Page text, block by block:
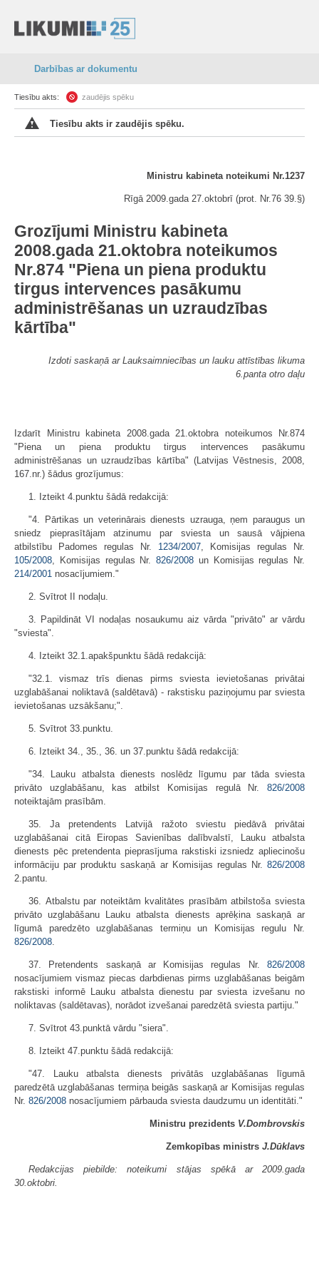
Darbības ar dokumentu
Tiesību akts: zaudējis spēku
Tiesību akts ir zaudējis spēku.
Ministru kabineta noteikumi Nr.1237
Rīgā 2009.gada 27.oktobrī (prot. Nr.76 39.§)
Grozījumi Ministru kabineta
2008.gada 21.oktobra noteikumos
Nr.874 "Piena un piena produktu
tirgus intervences pasākumu
administrēšanas un uzraudzības
kārtība"
Izdoti saskaņā ar Lauksaimniecības un lauku attīstības likuma
6.panta otro daļu
Izdarīt Ministru kabineta 2008.gada 21.oktobra noteikumos Nr.874
"Piena un piena produktu tirgus intervences pasākumu
administrēšanas un uzraudzības kārtība" (Latvijas Vēstnesis, 2008,
167.nr.) šādus grozījumus:
1. Izteikt 4.punktu šādā redakcijā:
"4. Pārtikas un veterinārais dienests uzrauga, ņem paraugus un
sniedz pieprasītājam atzinumu par sviesta un sausā vājpiena
atbilstību Padomes regulas Nr. 1234/2007, Komisijas regulas Nr.
105/2008, Komisijas regulas Nr. 826/2008 un Komisijas regulas Nr.
214/2001 nosacījumiem."
2. Svītrot II nodaļu.
3. Papildināt VI nodaļas nosaukumu aiz vārda "privāto" ar vārdu
"sviesta".
4. Izteikt 32.1.apakšpunktu šādā redakcijā:
"32.1. vismaz trīs dienas pirms sviesta ievietošanas privātai
uzglabāšanai noliktavā (saldētavā) - rakstisku paziņojumu par sviesta
ievietošanas uzsākšanu;".
5. Svītrot 33.punktu.
6. Izteikt 34., 35., 36. un 37.punktu šādā redakcijā:
"34. Lauku atbalsta dienests noslēdz līgumu par tāda sviesta
privāto uzglabāšanu, kas atbilst Komisijas regulā Nr. 826/2008
noteiktajām prasībām.
35. Ja pretendents Latvijā ražoto sviestu piedāvā privātai
uzglabāšanai citā Eiropas Savienības dalībvalstī, Lauku atbalsta
dienests pēc pretendenta pieprasījuma rakstiski izsniedz apliecinošu
informāciju par produktu saskaņā ar Komisijas regulas Nr. 826/2008
2.pantu.
36. Atbalstu par noteiktām kvalitātes prasībām atbilstoša sviesta
privāto uzglabāšanu Lauku atbalsta dienests aprēķina saskaņā ar
līgumā paredzēto uzglabāšanas termiņu un Komisijas regulu Nr.
826/2008.
37. Pretendents saskaņā ar Komisijas regulas Nr. 826/2008
nosacījumiem vismaz piecas darbdienas pirms uzglabāšanas beigām
rakstiski informē Lauku atbalsta dienestu par sviesta izvešanu no
noliktavas (saldētavas), norādot izvešanai paredzētā sviesta partiju."
7. Svītrot 43.punktā vārdu "siera".
8. Izteikt 47.punktu šādā redakcijā:
"47. Lauku atbalsta dienests privātās uzglabāšanas līgumā
paredzētā uzglabāšanas termiņa beigās saskaņā ar Komisijas regulas
Nr. 826/2008 nosacījumiem pārbauda sviesta daudzumu un identitāti."
Ministru prezidents V.Dombrovskis
Zemkopības ministrs J.Dūklavs
Redakcijas piebilde: noteikumi stājas spēkā ar 2009.gada
30.oktobri.